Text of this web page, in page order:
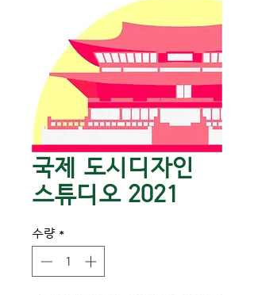
국제 도시디자인
스튜디오 2021
수량 *